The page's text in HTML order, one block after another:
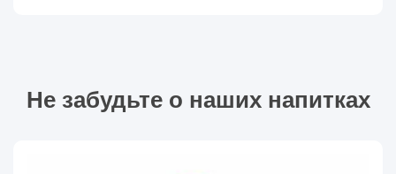
Не забудьте о наших напитках